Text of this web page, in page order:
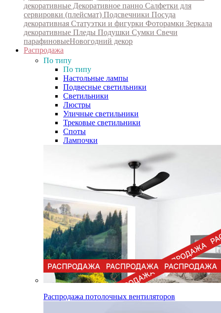
декоративные Декоративное панно Салфетки для
сервировки (плейсмат) Подсвечники Посуда
декоративная Статуэтки и фигурки Фоторамки Зеркала
декоративные Пледы Подушки Сумки Свечи
парафиновыеНовогодний декор
Распродажа
По типу
По типу
Настольные лампы
Подвесные светильники
Светильники
Люстры
Уличные светильники
Трековые светильники
Споты
Лампочки
Распродажа потолочных вентиляторов